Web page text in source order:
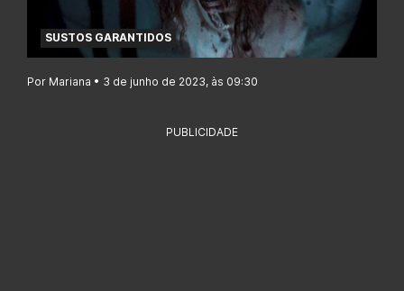
SUSTOS GARANTIDOS
Por Mariana • 3 de junho de 2023, às 09:30
PUBLICIDADE